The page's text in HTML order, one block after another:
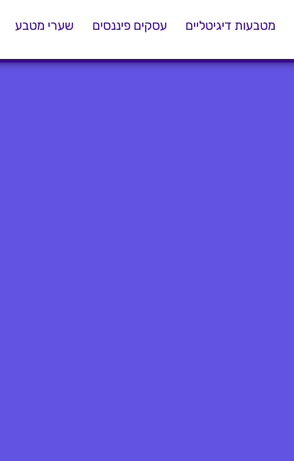
מטבעות דיגיטליים עסקים פיננסים שערי מטבע